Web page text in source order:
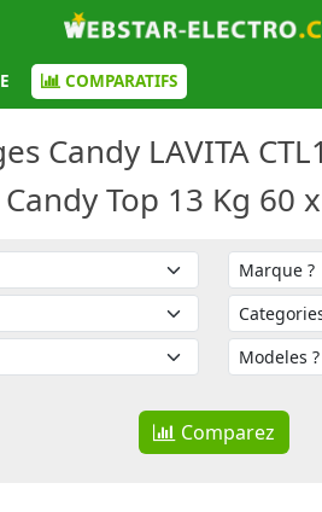
COMPARATIFS
Candy LAVITA
Candy Top 13 Kg 60
Comparez